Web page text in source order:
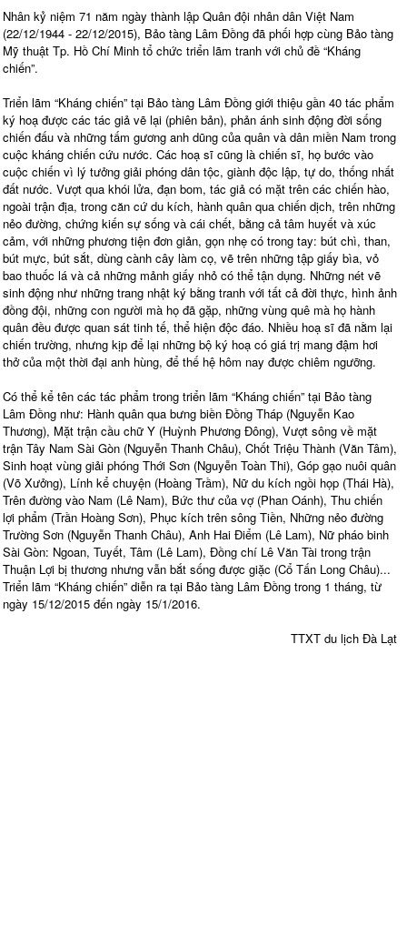
Nhân kỷ niệm 71 năm ngày thành lập Quân đội nhân dân Việt Nam
(22/12/1944 - 22/12/2015), Bảo tàng Lâm Đồng đã phối hợp cùng Bảo tàng
Mỹ thuật Tp. Hồ Chí Minh tổ chức triển lãm tranh với chủ đề “Kháng
chiến”.
Triển lãm “Kháng chiến” tại Bảo tàng Lâm Đồng giới thiệu gần 40 tác phẩm
ký hoạ được các tác giả vẽ lại (phiên bản), phản ánh sinh động đời sống
chiến đấu và những tấm gương anh dũng của quân và dân miền Nam trong
cuộc kháng chiến cứu nước. Các hoạ sĩ cũng là chiến sĩ, họ bước vào
cuộc chiến vì lý tưởng giải phóng dân tộc, giành độc lập, tự do, thống nhất
đất nước. Vượt qua khói lửa, đạn bom, tác giả có mặt trên các chiến hào,
ngoài trận địa, trong căn cứ du kích, hành quân qua chiến dịch, trên những
nẻo đường, chứng kiến sự sống và cái chết, bằng cả tâm huyết và xúc
cảm, với những phương tiện đơn giản, gọn nhẹ có trong tay: bút chì, than,
bút mực, bút sắt, dùng cành cây làm cọ, vẽ trên những tập giấy bìa, vỏ
bao thuốc lá và cả những mảnh giấy nhỏ có thể tận dụng. Những nét vẽ
sinh động như những trang nhật ký bằng tranh với tất cả đời thực, hình ảnh
đồng đội, những con người mà họ đã gặp, những vùng quê mà họ hành
quân đều được quan sát tinh tế, thể hiện độc đáo. Nhiều hoạ sĩ đã nằm lại
chiến trường, nhưng kịp để lại những bộ ký hoạ có giá trị mang đậm hơi
thở của một thời đại anh hùng, để thế hệ hôm nay được chiêm ngưỡng.
Có thể kể tên các tác phẩm trong triển lãm “Kháng chiến” tại Bảo tàng
Lâm Đồng như: Hành quân qua bưng biền Đồng Tháp (Nguyễn Kao
Thương), Mặt trận cầu chữ Y (Huỳnh Phương Đông), Vượt sông về mặt
trận Tây Nam Sài Gòn (Nguyễn Thanh Châu), Chốt Triệu Thành (Văn Tâm),
Sinh hoạt vùng giải phóng Thới Sơn (Nguyễn Toàn Thi), Góp gạo nuôi quân
(Võ Xưởng), Lính kể chuyện (Hoàng Trầm), Nữ du kích ngồi họp (Thái Hà),
Trên đường vào Nam (Lê Nam), Bức thư của vợ (Phan Oánh), Thu chiến
lợi phẩm (Trần Hoàng Sơn), Phục kích trên sông Tiền, Những nẻo đường
Trường Sơn (Nguyễn Thanh Châu), Anh Hai Điểm (Lê Lam), Nữ pháo binh
Sài Gòn: Ngoan, Tuyết, Tâm (Lê Lam), Đồng chí Lê Văn Tài trong trận
Thuận Lợi bị thương nhưng vẫn bắt sống được giặc (Cổ Tấn Long Châu)...
Triển lãm “Kháng chiến” diễn ra tại Bảo tàng Lâm Đồng trong 1 tháng, từ
ngày 15/12/2015 đến ngày 15/1/2016.
TTXT du lịch Đà Lạt